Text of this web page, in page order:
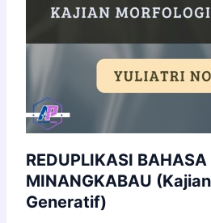
REDUPLIKASI BAHASA
MINANGKABAU
Generatif)